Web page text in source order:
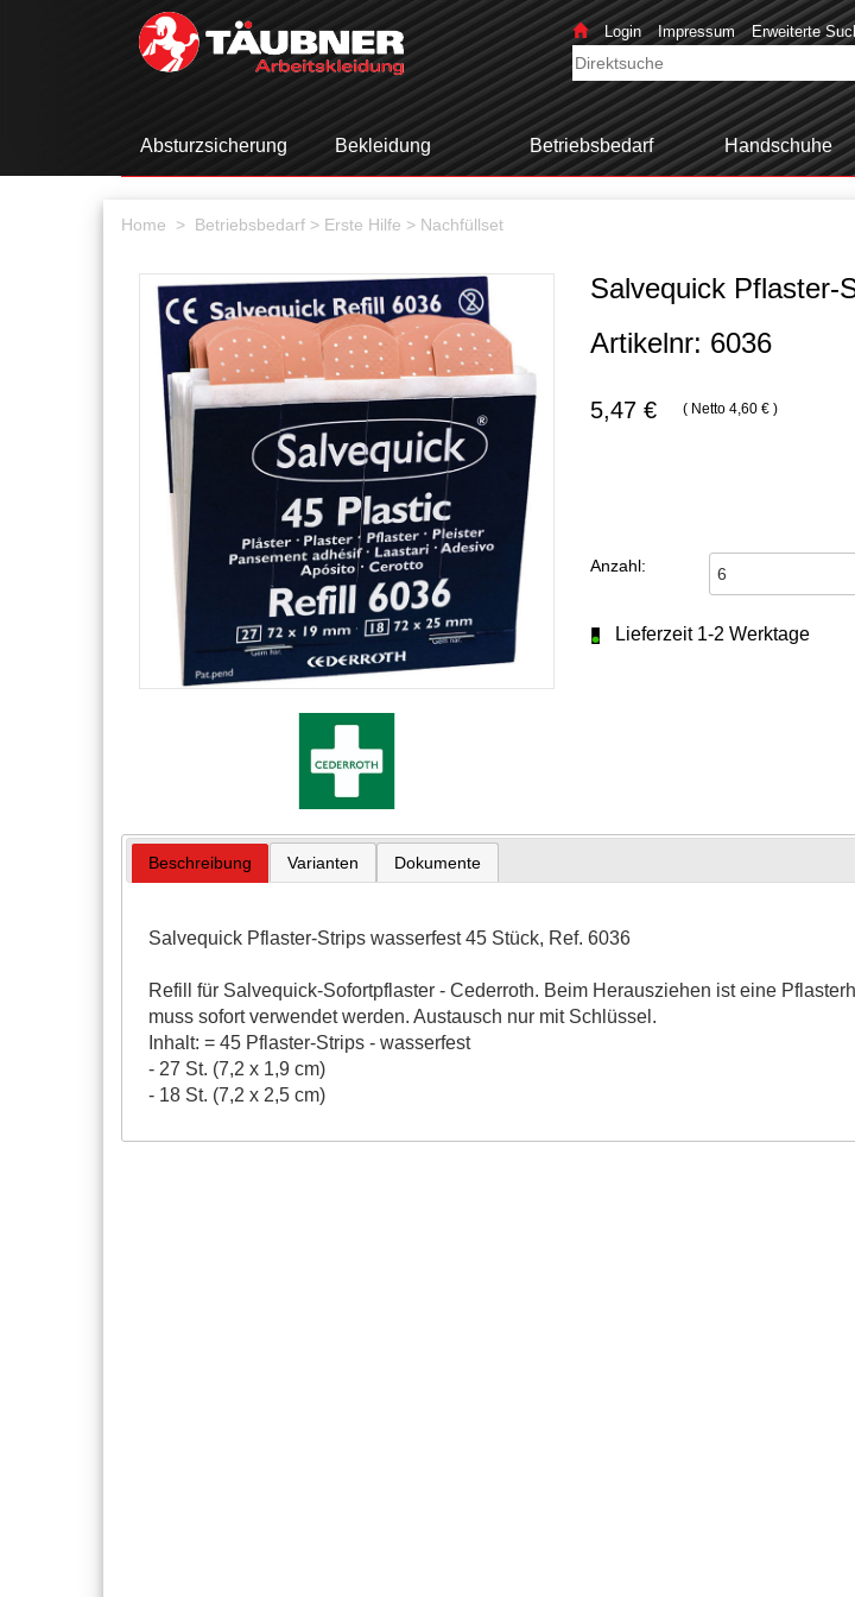
Login Impressum Erweiterte
Absturzsicherung Bekleidung Betriebsbedarf Handschuhe
Home > Betriebsbedarf > Erste Hilfe > Nachfüllset
Salvequick Pflaster-
Artikelnr: 6036
5,47 € ( Netto 4,60 € )
Anzahl:
Lieferzeit 1-2 Werktage
Beschreibung Varianten Dokumente
Salvequick Pflaster-Strips wasserfest 45 Stück, Ref. 6036
Refill für Salvequick-Sofortpflaster - Cederroth. Beim Herausziehen ist eine
muss sofort verwendet werden. Austausch nur mit Schlüssel.
Inhalt: = 45 Pflaster-Strips - wasserfest
- 27 St. (7,2 x 1,9 cm)
- 18 St. (7,2 x 2,5 cm)